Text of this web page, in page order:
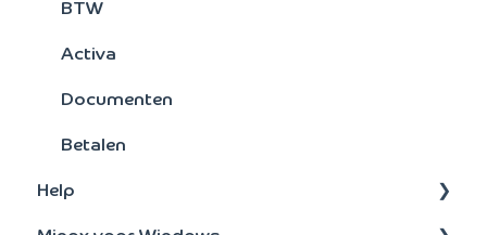
BTW
Activa
Documenten
Betalen
Help